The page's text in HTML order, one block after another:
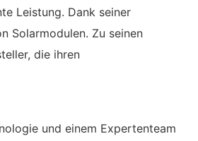
Leistung. Dank seiner
Solarmodulen. Zu seinen
die ihren
und einem Expertenteam